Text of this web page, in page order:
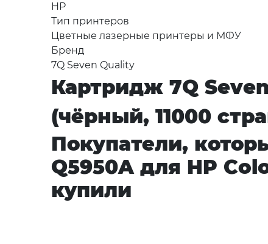
HP
Тип принтеров
Цветные лазерные принтеры и МФУ
Бренд
7Q Seven Quality
Картридж 7Q
(чёрный, 11000
Покупатели,
Q5950A для HP
купили